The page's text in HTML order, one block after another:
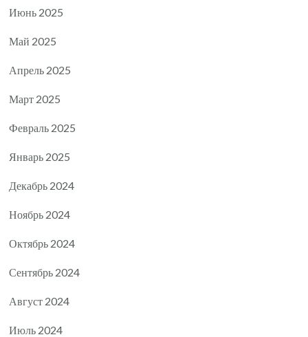
Июнь 2025
Май 2025
Апрель 2025
Март 2025
Февраль 2025
Январь 2025
Декабрь 2024
Ноябрь 2024
Октябрь 2024
Сентябрь 2024
Август 2024
Июль 2024